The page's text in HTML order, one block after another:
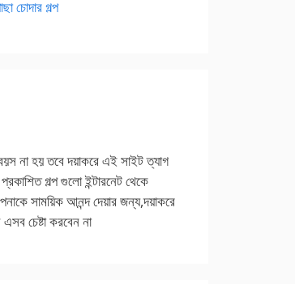
চোদার গল্প
না হয় তবে দয়াকরে এই সাইট ত্যাগ
গল্প গুলো ইন্টারনেট থেকে
সাময়িক আনন্দ দেয়ার জন্য,দয়াকরে
চেষ্টা করবেন না